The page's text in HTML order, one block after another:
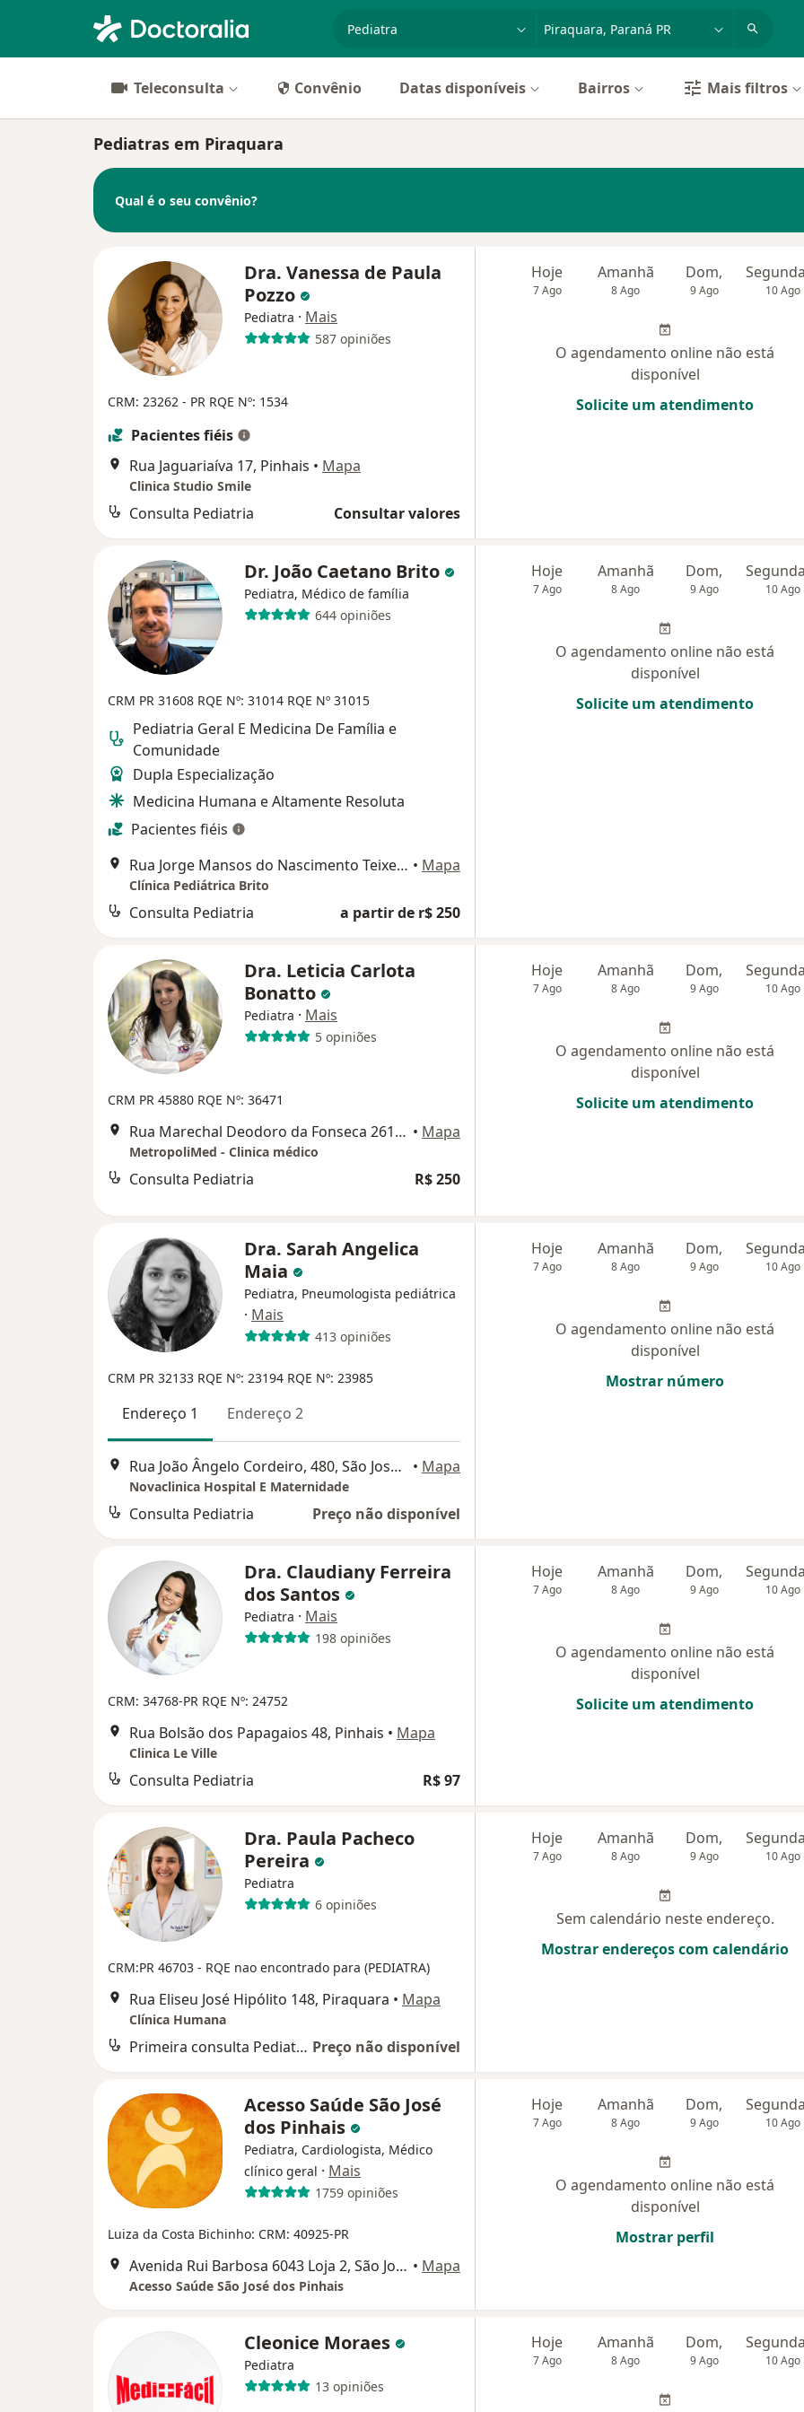
cidade ou região
Teleconsulta Convênio Datas disponíveis Bairros Mais filtros
Pediatras em Piraquara
Qual é o seu convênio?
Dra. Vanessa de Paula
Pozzo
Pediatra · Mais
587 opiniões
CRM: 23262 - PR RQE Nº: 1534
Pacientes fiéis
Rua Jaguariaíva 17, Pinhais • Mapa
Clinica Studio Smile
Consulta Pediatria Consultar valores
Hoje
7 Ago
Amanhã
8 Ago
Dom,
9 Ago 10 Ago
O agendamento online não está
disponível
Solicite um atendimento
Dr. João Caetano Brito
Pediatra, Médico de família
644 opiniões
CRM PR 31608 RQE Nº: 31014 RQE Nº 31015
Pediatria Geral E Medicina De Família e
Comunidade
Dupla Especialização
Medicina Humana e Altamente Resoluta
Pacientes fiéis
Rua Jorge Mansos do Nascimento Teixeira, 210, São José Dos Pinhais • Mapa
Clínica Pediátrica Brito
Consulta Pediatria a partir de r$ 250
Hoje
7 Ago
Amanhã
8 Ago
Dom,
9 Ago 10 Ago
O agendamento online não está
disponível
Solicite um atendimento
Dra. Leticia Carlota
Bonatto
Pediatra · Mais
5 opiniões
CRM PR 45880 RQE Nº: 36471
Rua Marechal Deodoro da Fonseca 261, São José Dos Pinhais • Mapa
MetropoliMed - Clinica médico
Consulta Pediatria R$ 250
Hoje
7 Ago
Amanhã
8 Ago
Dom,
9 Ago 10 Ago
O agendamento online não está
disponível
Solicite um atendimento
Dra. Sarah Angelica
Maia
Pediatra, Pneumologista pediátrica
· Mais
413 opiniões
CRM PR 32133 RQE Nº: 23194 RQE Nº: 23985
Endereço 1 Endereço 2
Rua João Ângelo Cordeiro, 480, São José Dos Pinhais • Mapa
Novaclinica Hospital E Maternidade
Consulta Pediatria Preço não disponível
Hoje
7 Ago
Amanhã
8 Ago
Dom,
9 Ago 10 Ago
O agendamento online não está
disponível
Mostrar número
Dra. Claudiany Ferreira
dos Santos
Pediatra · Mais
198 opiniões
CRM: 34768-PR RQE Nº: 24752
Rua Bolsão dos Papagaios 48, Pinhais • Mapa
Clinica Le Ville
Consulta Pediatria R$ 97
Hoje
7 Ago
Amanhã
8 Ago
Dom,
9 Ago 10 Ago
O agendamento online não está
disponível
Solicite um atendimento
Dra. Paula Pacheco
Pereira
Pediatra
6 opiniões
CRM:PR 46703 - RQE nao encontrado para (PEDIATRA)
Rua Eliseu José Hipólito 148, Piraquara • Mapa
Clínica Humana
Primeira consulta Pediatria Preço não disponível
Hoje
7 Ago
Amanhã
8 Ago
Dom,
9 Ago 10 Ago
Sem calendário neste endereço.
Mostrar endereços com calendário
Acesso Saúde São José
dos Pinhais
Pediatra, Cardiologista, Médico
clínico geral · Mais
1759 opiniões
Luiza da Costa Bichinho: CRM: 40925-PR
Avenida Rui Barbosa 6043 Loja 2, São José Dos Pinhais • Mapa
Acesso Saúde São José dos Pinhais
Hoje
7 Ago
Amanhã
8 Ago
Dom,
9 Ago 10 Ago
O agendamento online não está
disponível
Mostrar perfil
Cleonice Moraes
Pediatra
13 opiniões
Hoje
7 Ago
Amanhã
8 Ago
Dom,
9 Ago 10 Ago